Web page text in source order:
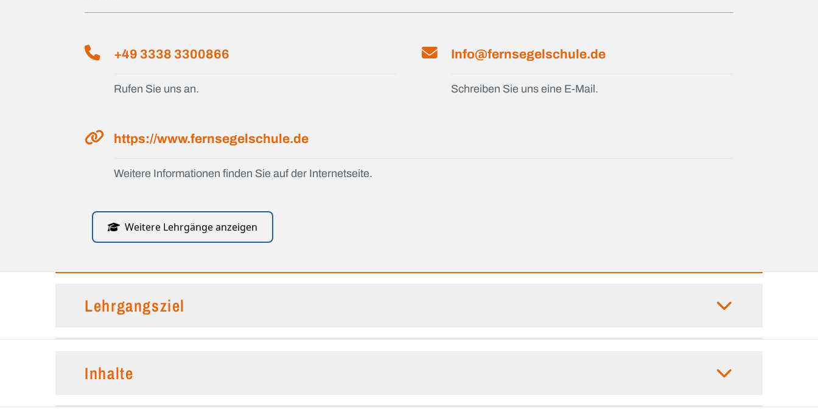
+49 3338 3300866
Rufen Sie uns an.
Info@fernsegelschule.de
Schreiben Sie uns eine E-Mail.
https://www.fernsegelschule.de
Weitere Informationen finden Sie auf der Internetseite.
Weitere Lehrgänge anzeigen
Lehrgangsziel
Inhalte